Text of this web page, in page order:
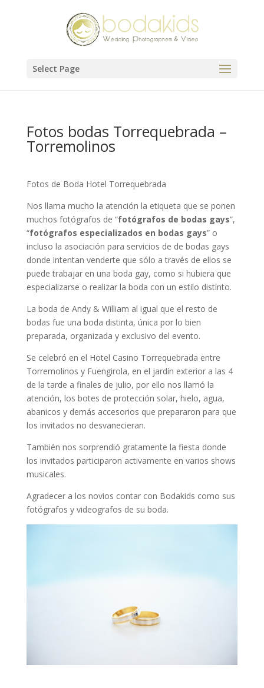
Select Page
Fotos bodas Torrequebrada –
Torremolinos
Fotos de Boda Hotel Torrequebrada
Nos llama mucho la atención la etiqueta que se ponen
muchos fotógrafos de “fotógrafos de bodas gays”,
“fotógrafos especializados en bodas gays” o
incluso la asociación para servicios de de bodas gays
donde intentan venderte que sólo a través de ellos se
puede trabajar en una boda gay, como si hubiera que
especializarse o realizar la boda con un estilo distinto.
La boda de Andy & William al igual que el resto de
bodas fue una boda distinta, única por lo bien
preparada, organizada y exclusivo del evento.
Se celebró en el Hotel Casino Torrequebrada entre
Torremolinos y Fuengirola, en el jardín exterior a las 4
de la tarde a finales de julio, por ello nos llamó la
atención, los botes de protección solar, hielo, agua,
abanicos y demás accesorios que prepararon para que
los invitados no desvanecieran.
También nos sorprendió gratamente la fiesta donde
los invitados participaron activamente en varios shows
musicales.
Agradecer a los novios contar con Bodakids como sus
fotógrafos y videografos de su boda.